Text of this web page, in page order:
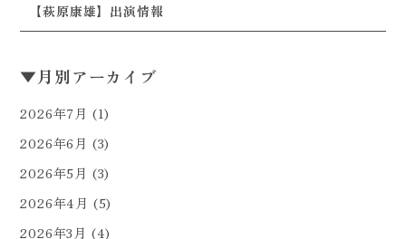
【萩原康雄】出演情報
▼月別アーカイブ
2026年7月 (1)
2026年6月 (3)
2026年5月 (3)
2026年4月 (5)
2026年3月 (4)